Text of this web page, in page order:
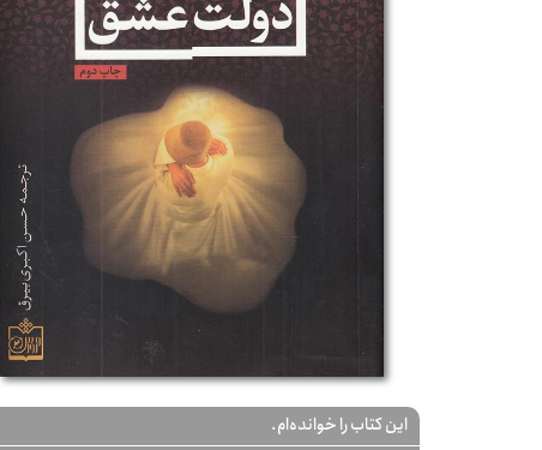
این کتاب را خوانده‌ام.